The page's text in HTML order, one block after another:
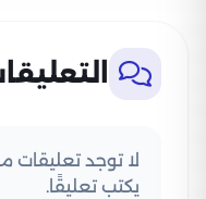
لا توجد
يكتب تعليقًا.